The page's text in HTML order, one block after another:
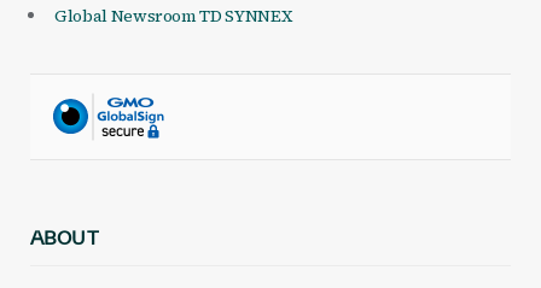
Global Newsroom TD SYNNEX
ABOUT